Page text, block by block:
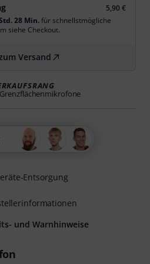
5,90 €
28 Min.für schnellstmögliche
siehe Checkout.
Versand
Entsorgung
und Warnhinweise